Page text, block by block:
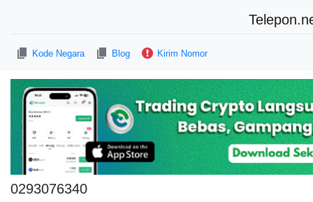
Kode Negara Blog Kirim Nomor
0293076340